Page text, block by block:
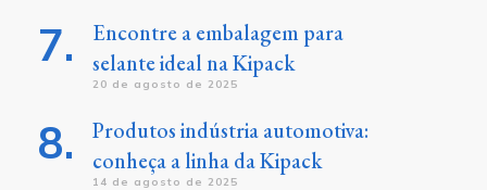
Encontre a embalagem para
selante ideal na Kipack
20 de agosto de 2025
Produtos indústria automotiva:
conheça a linha da Kipack
14 de agosto de 2025